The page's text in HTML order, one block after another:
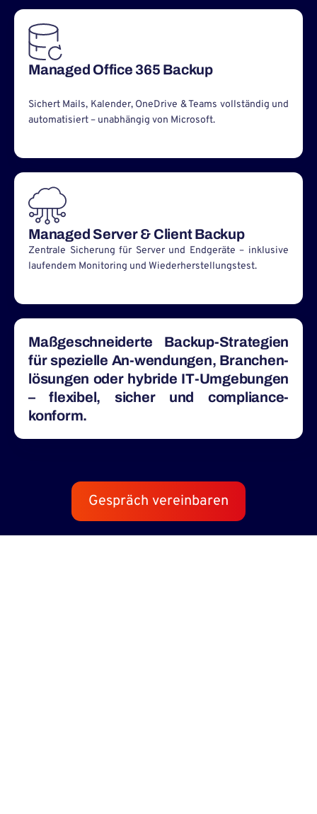
Managed Office 365 Backup
Sichert Mails, Kalender, OneDrive & Teams vollständig und
automatisiert – unabhängig von Microsoft.
Managed Server & Client Backup
Zentrale Sicherung für Server und Endgeräte – inklusive
laufendem Monitoring und Wiederherstellungstest.
Maßgeschneiderte Backup-Strategien
für spezielle An-wendungen, Branchen-
lösungen oder hybride IT-Umgebungen
– flexibel, sicher und compliance-
konform.
Gespräch vereinbaren